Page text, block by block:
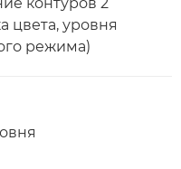
контуров 2
цвета, уровня
режима)